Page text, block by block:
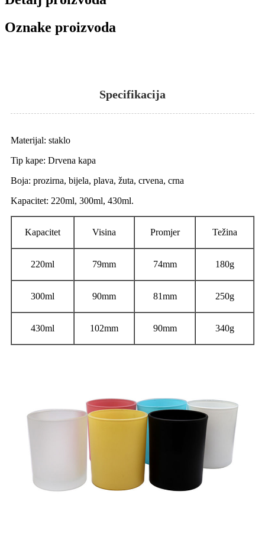
Oznake proizvoda
Specifikacija
Materijal: staklo
Tip kape: Drvena kapa
Boja: prozirna, bijela, plava, žuta, crvena, crna
Kapacitet: 220ml, 300ml, 430ml.
Kapacitet Visina Promjer Težina
220ml 79mm 74mm 180g
300ml 90mm 81mm 250g
430ml 102mm 90mm 340g